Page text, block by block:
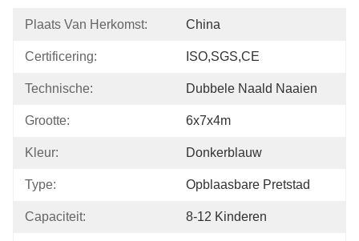
Plaats Van Herkomst: China
Certificering: ISO,SGS,CE
Technische: Dubbele Naald Naaien
Grootte: 6x7x4m
Kleur: Donkerblauw
Type: Opblaasbare Pretstad
Capaciteit: 8-12 Kinderen